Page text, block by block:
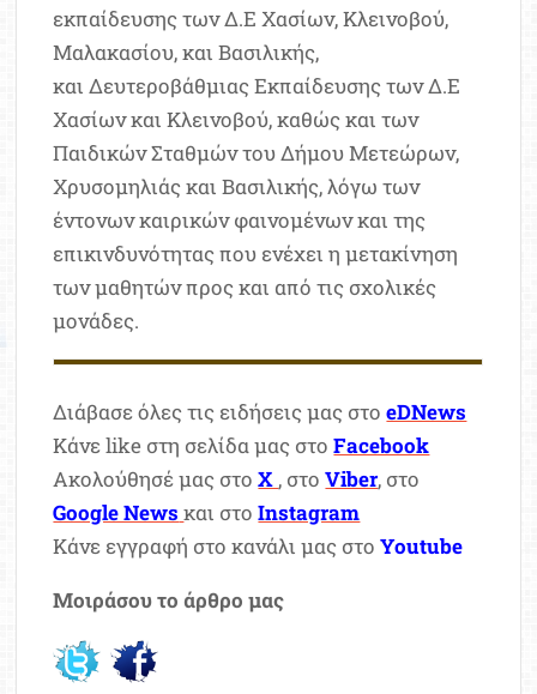
εκπαίδευσης των Δ.Ε Χασίων, Κλεινοβού,
Μαλακασίου, και Βασιλικής,
και Δευτεροβάθμιας Εκπαίδευσης των Δ.Ε
Χασίων και Κλεινοβού,καθώς και των
Παιδικών Σταθμών του Δήμου Μετεώρων,
Χρυσομηλιάς και Βασιλικής, λόγω των
έντονων καιρικών φαινομένων και της
επικινδυνότητας που ενέχει η μετακίνηση
των μαθητών προς και από τις σχολικές
μονάδες.
Διάβασε όλες τις ειδήσεις μας στοeDNews
Κάνε like στη σελίδα μας στοFacebook
Ακολούθησέ μας στοX , στοViber, στο
Google News και στοInstagram
Κάνε εγγραφή στο κανάλι μας στοYoutube
Μοιράσου το άρθρο μας